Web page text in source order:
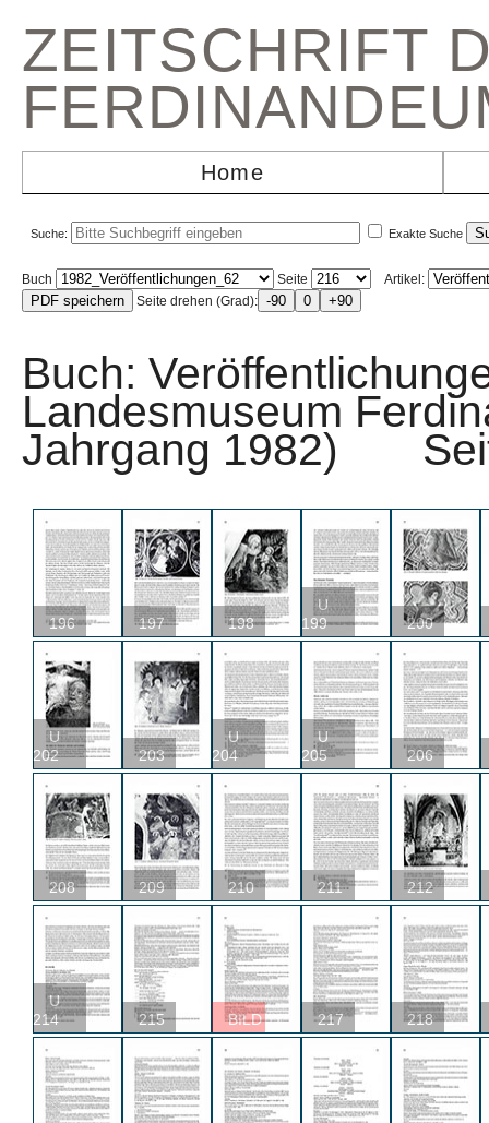
ZEITSCHRIFT
Home
Suche: Exakte Suche
Buch Seite
Artikel:
Seite drehen (Grad):
Buch:
Landesmuseum
Jahrgang 1982)
196 197 198
U
199
200
U
202
203
U
204
U
205
206
208 209 210 211 212
U
214
215 BILD 217 218